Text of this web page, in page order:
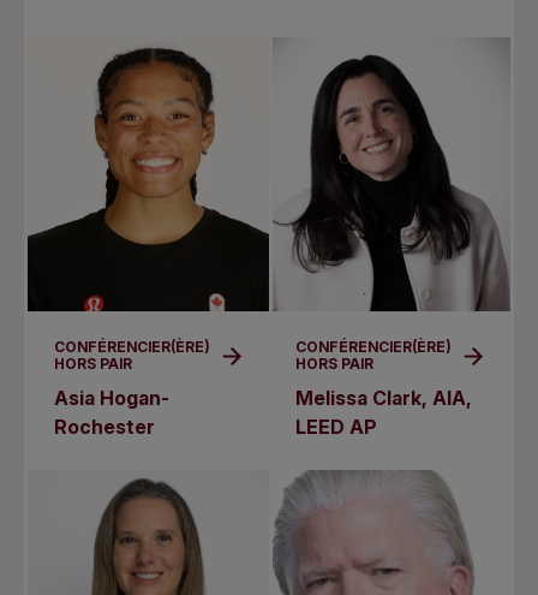
CONFÉRENCIER(ÈRE)
HORS PAIR
Asia Hogan-
Rochester
CONFÉRENCIER(ÈRE)
HORS PAIR
Melissa Clark, AIA,
LEED AP